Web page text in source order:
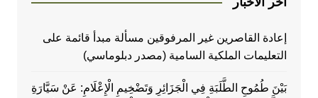
إعادة القاصرين غير المرفوقين مسألة مبدأ قائمة على
التعليمات الملكية السامية (مصدر دبلوماسي)
بَيْنَ طُمُوحِ الطَّلَبَةِ فِي الْجَزَائِرِ وَتَضْخِيمِ الْإِعْلَامِ: عَنْ سَيَّارَةِ